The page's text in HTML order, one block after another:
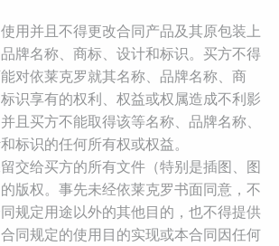
用并且不得更改合同产品及其原包装上
牌名称、商标、设计和标识。买方不得
对依莱克罗就其名称、品牌名称、商
识享有的权利、权益或权属造成不利影
且买方不能取得该等名称、品牌名称、
标识的任何所有权或权益。
交给买方的所有文件（特别是插图、图
版权。事先未经依莱克罗书面同意，不
规定用途以外的其他目的，也不得提供
同规定的使用目的实现或本合同因任何